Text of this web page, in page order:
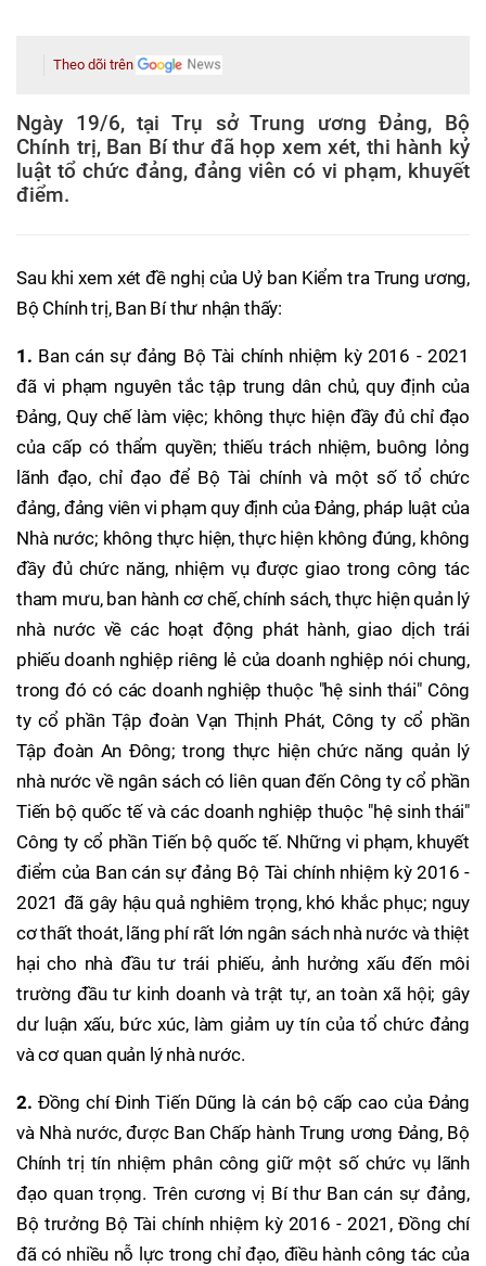
Theo dõi trên
Ngày 19/6, tại Trụ sở Trung ương Đảng, Bộ
Chính trị, Ban Bí thư đã họp xem xét, thi hành kỷ
luật tổ chức đảng, đảng viên có vi phạm, khuyết
điểm.
Sau khi xem xét đề nghị của Uỷ ban Kiểm tra Trung ương,
Bộ Chính trị, Ban Bí thư nhận thấy:
1. Ban cán sự đảng Bộ Tài chính nhiệm kỳ 2016 - 2021
đã vi phạm nguyên tắc tập trung dân chủ, quy định của
Đảng, Quy chế làm việc; không thực hiện đầy đủ chỉ đạo
của cấp có thẩm quyền; thiếu trách nhiệm, buông lỏng
lãnh đạo, chỉ đạo để Bộ Tài chính và một số tổ chức
đảng, đảng viên vi phạm quy định của Đảng, pháp luật của
Nhà nước; không thực hiện, thực hiện không đúng, không
đầy đủ chức năng, nhiệm vụ được giao trong công tác
tham mưu, ban hành cơ chế, chính sách, thực hiện quản lý
nhà nước về các hoạt động phát hành, giao dịch trái
phiếu doanh nghiệp riêng lẻ của doanh nghiệp nói chung,
trong đó có các doanh nghiệp thuộc "hệ sinh thái" Công
ty cổ phần Tập đoàn Vạn Thịnh Phát, Công ty cổ phần
Tập đoàn An Đông; trong thực hiện chức năng quản lý
nhà nước về ngân sách có liên quan đến Công ty cổ phần
Tiến bộ quốc tế và các doanh nghiệp thuộc "hệ sinh thái"
Công ty cổ phần Tiến bộ quốc tế. Những vi phạm, khuyết
điểm của Ban cán sự đảng Bộ Tài chính nhiệm kỳ 2016 -
2021 đã gây hậu quả nghiêm trọng, khó khắc phục; nguy
cơ thất thoát, lãng phí rất lớn ngân sách nhà nước và thiệt
hại cho nhà đầu tư trái phiếu, ảnh hưởng xấu đến môi
trường đầu tư kinh doanh và trật tự, an toàn xã hội; gây
dư luận xấu, bức xúc, làm giảm uy tín của tổ chức đảng
và cơ quan quản lý nhà nước.
2. Đồng chí Đinh Tiến Dũng là cán bộ cấp cao của Đảng
và Nhà nước, được Ban Chấp hành Trung ương Đảng, Bộ
Chính trị tín nhiệm phân công giữ một số chức vụ lãnh
đạo quan trọng. Trên cương vị Bí thư Ban cán sự đảng,
Bộ trưởng Bộ Tài chính nhiệm kỳ 2016 - 2021, Đồng chí
đã có nhiều nỗ lực trong chỉ đạo, điều hành công tác của